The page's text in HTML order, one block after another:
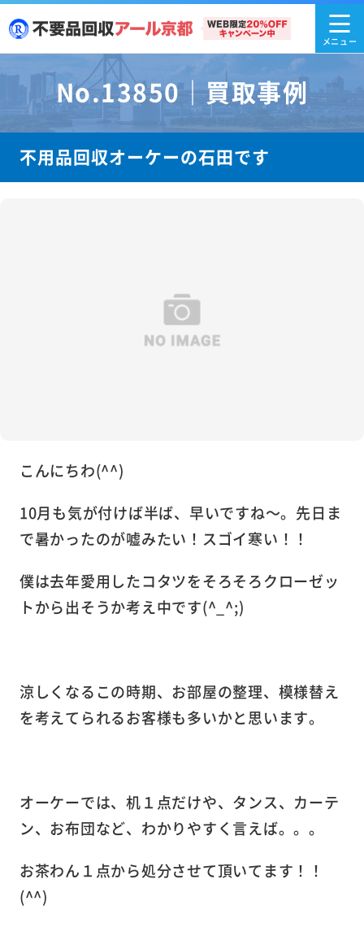
No.13850｜買取事例
不用品回収オーケーの石田です
こんにちわ(^^)
10月も気が付けば半ば、早いですね～。先日ま
で暑かったのが嘘みたい！スゴイ寒い！！
僕は去年愛用したコタツをそろそろクローゼッ
トから出そうか考え中です(^_^;)
涼しくなるこの時期、 お部屋の整理、模様替え
を考えてられるお客様も多いかと思います。
オーケーでは、机１点だけや、タンス、カーテ
ン、お布団など、わかりやすく言えば。。。
お茶わん１点から処分させて頂いてます！！
(^^)